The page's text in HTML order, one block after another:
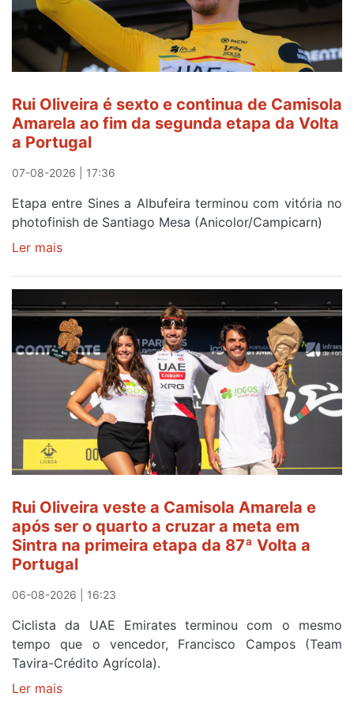
Rui Oliveira é sexto e continua de Camisola
Amarela ao fim da segunda etapa da Volta
a Portugal
07-08-2026 | 17:36
Etapa entre Sines a Albufeira terminou com vitória no
photofinish de Santiago Mesa (Anicolor/Campicarn)
Ler mais
Oliveira
é
sexto
e
continua
Camisola
Amarela
ao
da
etapa
da
Volta
a
Portugal
Rui Oliveira veste a Camisola Amarela e
após ser o quarto a cruzar a meta em
Sintra na primeira etapa da 87ª Volta a
Portugal
06-08-2026 | 16:23
Ciclista da UAE Emirates terminou com o mesmo
tempo que o vencedor, Francisco Campos (Team
Tavira-Crédito Agrícola).
Ler mais